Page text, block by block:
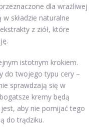
dla wrażliwej
składzie naturalne
z ziół, które
istotnym krokiem.
do twojego typu cery –
sprawdzają się w
kremy będą
aby nie pomijać tego
do trądziku.